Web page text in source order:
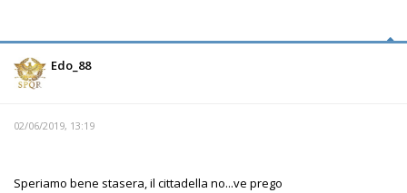
Edo_88
02/06/2019, 13:19
Speriamo bene stasera, il cittadella no...ve prego